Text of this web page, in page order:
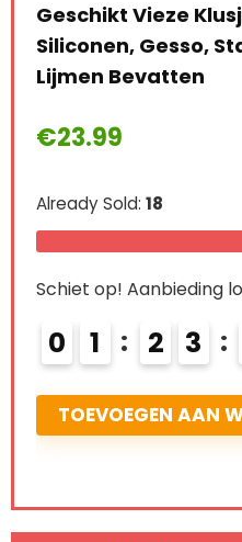
Painting,
en
Available:26
af
5
lakbak 300
verfrollen tot
Schiet op!
2